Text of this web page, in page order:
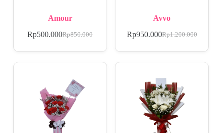
Amour
Rp850.000
Rp500.000
Avvo
Rp1.200.000
Rp950.000